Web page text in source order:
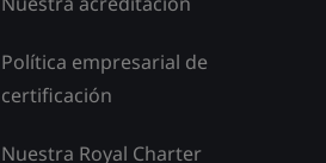
Política empresarial de
certificación
Nuestra Royal Charter